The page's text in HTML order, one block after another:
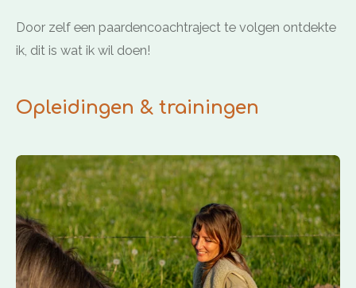
Door zelf een paardencoachtraject te volgen ontdekte
ik, dit is wat ik wil doen!
Opleidingen & trainingen